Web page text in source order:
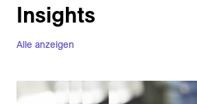
Alle anzeigen
Insights